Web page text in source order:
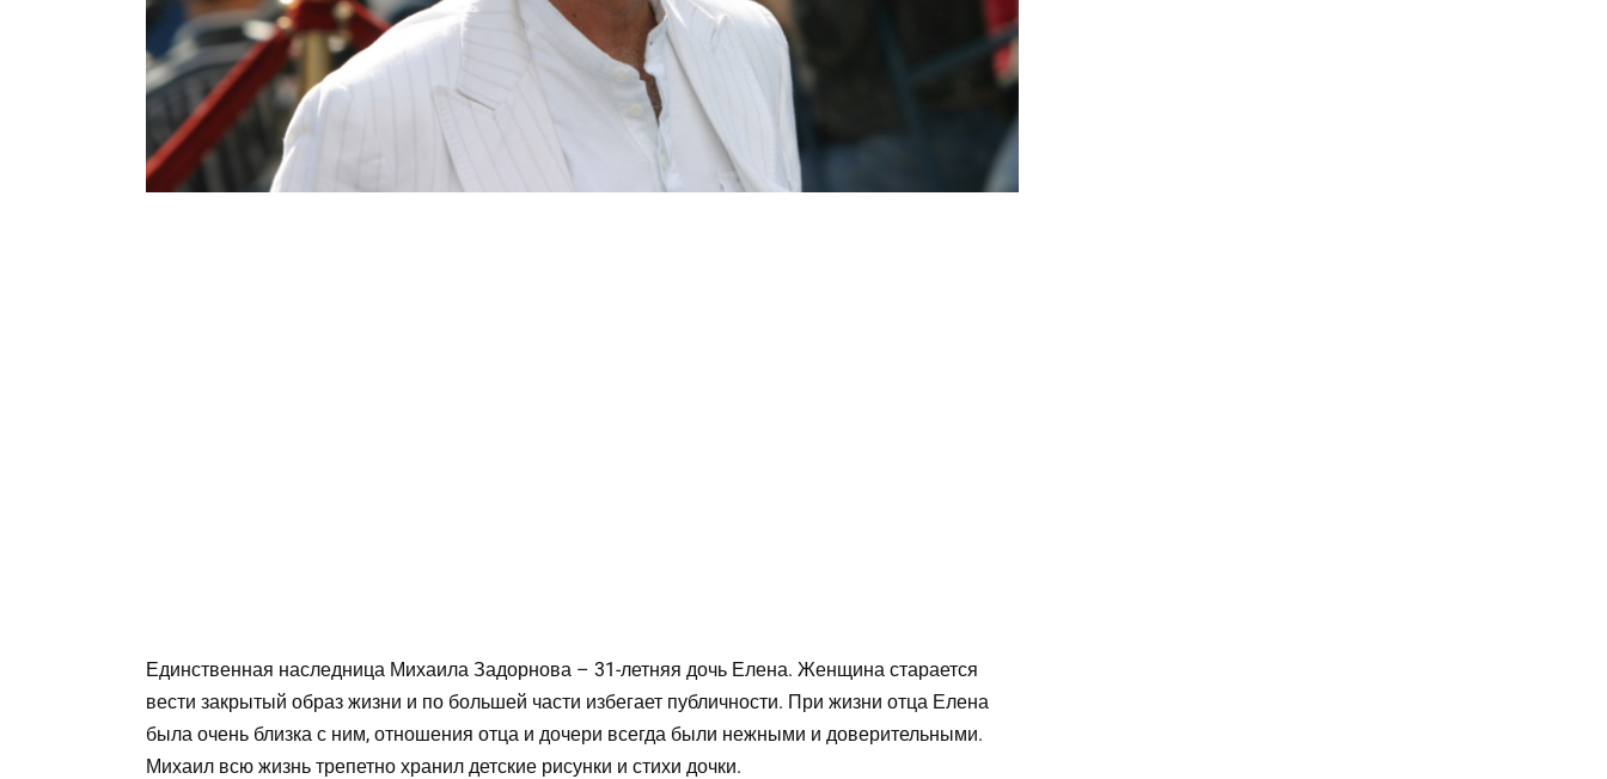
Единственная наследница Михаила Задорнова – 31-летняя дочь Елена. Женщина старается
вести закрытый образ жизни и по большей части избегает публичности. При жизни отца Елена
была очень близка с ним, отношения отца и дочери всегда были нежными и доверительными.
Михаил всю жизнь трепетно хранил детские рисунки и стихи дочки.